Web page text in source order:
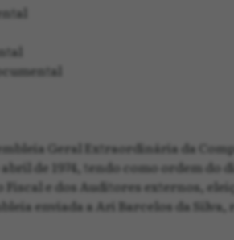
Geral Extraordinária da
de 1974, tendo como ordem
Fiscal e dos Auditores externos,
enviada a Ari Barcelos da